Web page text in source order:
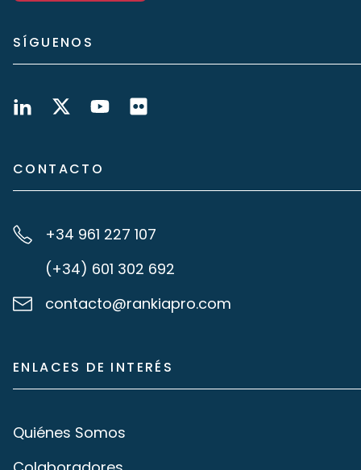
SÍGUENOS
CONTACTO
+34 961 227 107
(+34) 601 302 692
contacto@rankiapro.com
ENLACES DE INTERÉS
Quiénes Somos